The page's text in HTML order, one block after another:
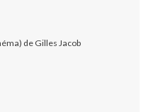
de Gilles Jacob